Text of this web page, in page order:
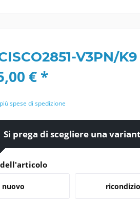
V3PN/K9
€ *
più spese di spedizione
Si prega di scegliere una
nuovo